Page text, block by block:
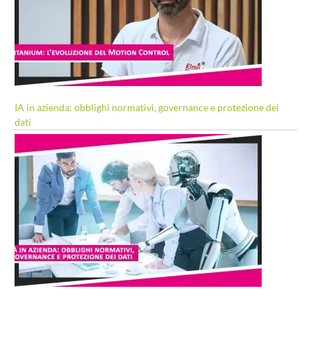
IA in azienda: obblighi normativi, governance e protezione dei
dati